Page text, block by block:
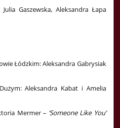
Gaszewska, Aleksandra Łapa
Łódzkim: Aleksandra Gabrysiak
Aleksandra Kabat i Amelia
Mermer – ‘Someone Like You’